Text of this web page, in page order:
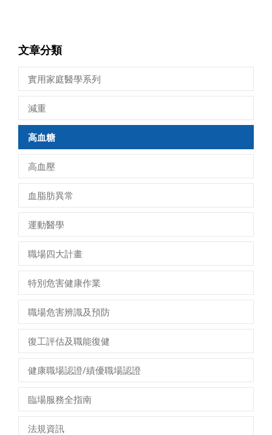
文章分類
實用家庭醫學系列
減重
高血糖
高血壓
血脂肪異常
運動醫學
職場四大計畫
特別危害健康作業
職場危害辨識及預防
復工評估及職能復健
健康職場認證/績優職場認證
臨場服務全指南
法規資訊